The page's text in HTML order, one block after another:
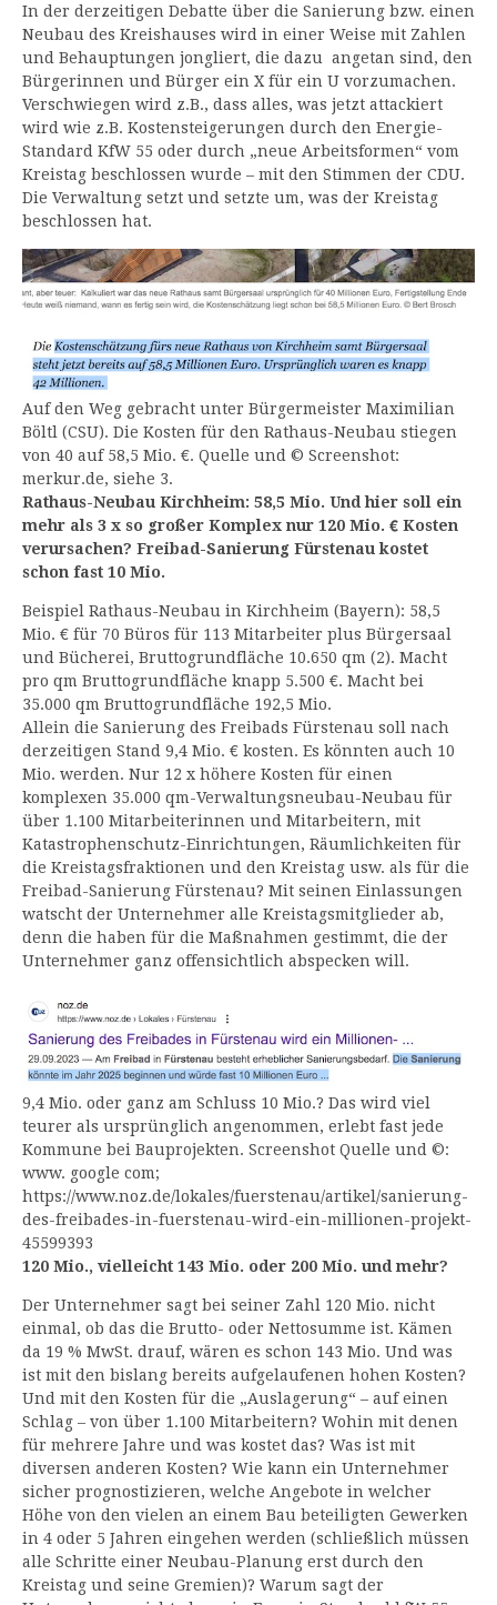
In der derzeitigen Debatte über die Sanierung bzw. einen
Neubau des Kreishauses wird in einer Weise mit Zahlen
und Behauptungen jongliert, die dazu angetan sind, den
Bürgerinnen und Bürger ein X für ein U vorzumachen.
Verschwiegen wird z.B., dass alles, was jetzt attackiert
wird wie z.B. Kostensteigerungen durch den Energie-
Standard KfW 55 oder durch „neue Arbeitsformen“ vom
Kreistag beschlossen wurde – mit den Stimmen der CDU.
Die Verwaltung setzt und setzte um, was der Kreistag
beschlossen hat.
Auf den Weg gebracht unter Bürgermeister Maximilian
Böltl (CSU). Die Kosten für den Rathaus-Neubau stiegen
von 40 auf 58,5 Mio. €. Quelle und © Screenshot:
merkur.de, siehe 3.
Rathaus-Neubau Kirchheim: 58,5 Mio. Und hier soll ein
mehr als 3 x so großer Komplex nur 120 Mio. € Kosten
verursachen? Freibad-Sanierung Fürstenau kostet
schon fast 10 Mio.
Beispiel Rathaus-Neubau in Kirchheim (Bayern): 58,5
Mio. € für 70 Büros für 113 Mitarbeiter plus Bürgersaal
und Bücherei, Bruttogrundfläche 10.650 qm (2). Macht
pro qm Bruttogrundfläche knapp 5.500 €. Macht bei
35.000 qm Bruttogrundfläche 192,5 Mio.
Allein die Sanierung des Freibads Fürstenau soll nach
derzeitigen Stand 9,4 Mio. € kosten. Es könnten auch 10
Mio. werden. Nur 12 x höhere Kosten für einen
komplexen 35.000 qm-Verwaltungsneubau-Neubau für
über 1.100 Mitarbeiterinnen und Mitarbeitern, mit
Katastrophenschutz-Einrichtungen, Räumlichkeiten für
die Kreistagsfraktionen und den Kreistag usw. als für die
Freibad-Sanierung Fürstenau? Mit seinen Einlassungen
watscht der Unternehmer alle Kreistagsmitglieder ab,
denn die haben für die Maßnahmen gestimmt, die der
Unternehmer ganz offensichtlich abspecken will.
9,4 Mio. oder ganz am Schluss 10 Mio.? Das wird viel
teurer als ursprünglich angenommen, erlebt fast jede
Kommune bei Bauprojekten. Screenshot Quelle und ©:
www. google com;
https://www.noz.de/lokales/fuerstenau/artikel/sanierung-
des-freibades-in-fuerstenau-wird-ein-millionen-projekt-
45599393
120 Mio., vielleicht 143 Mio. oder 200 Mio. und mehr?
Der Unternehmer sagt bei seiner Zahl 120 Mio. nicht
einmal, ob das die Brutto- oder Nettosumme ist. Kämen
da 19 % MwSt. drauf, wären es schon 143 Mio. Und was
ist mit den bislang bereits aufgelaufenen hohen Kosten?
Und mit den Kosten für die „Auslagerung“ – auf einen
Schlag – von über 1.100 Mitarbeitern? Wohin mit denen
für mehrere Jahre und was kostet das? Was ist mit
diversen anderen Kosten? Wie kann ein Unternehmer
sicher prognostizieren, welche Angebote in welcher
Höhe von den vielen an einem Bau beteiligten Gewerken
in 4 oder 5 Jahren eingehen werden (schließlich müssen
alle Schritte einer Neubau-Planung erst durch den
Kreistag und seine Gremien)? Warum sagt der